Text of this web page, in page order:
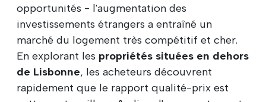
opportunités - l'augmentation des
investissements étrangers a entraîné un
marché du logement très compétitif et cher.
En explorant les propriétés situées en dehors
de Lisbonne, les acheteurs découvrent
rapidement que le rapport qualité-prix est